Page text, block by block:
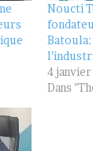
Noucti
Batoula:
4
Dans